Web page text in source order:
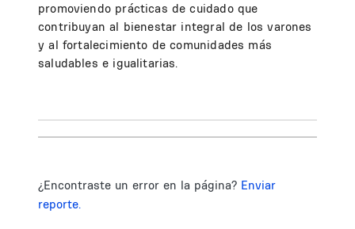
promoviendo prácticas de cuidado que
contribuyan al bienestar integral de los varones
y al fortalecimiento de comunidades más
saludables e igualitarias.
¿Encontraste un error en la página? Enviar
reporte.